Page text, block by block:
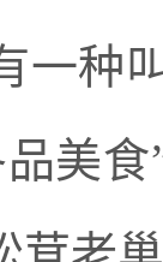
一种
美